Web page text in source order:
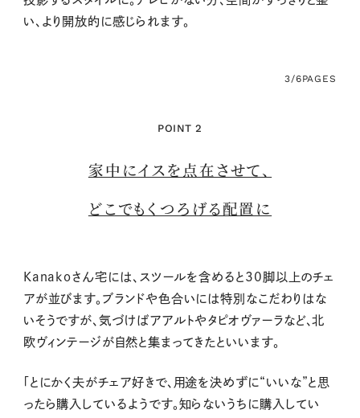
い、より開放的に感じられます。
3/6PAGES
POINT 2
家中にイスを点在させて、
どこでもくつろげる配置に
Kanakoさん宅には、スツールを含めると30脚以上のチェ
アが並びます。ブランドや色合いには特別なこだわりはな
いそうですが、気づけばアアルトやタピオヴァーラなど、北
欧ヴィンテージが自然と集まってきたといいます。
「とにかく夫がチェア好きで、用途を決めずに“いいな”と思
ったら購入しているようです。知らないうちに購入してい